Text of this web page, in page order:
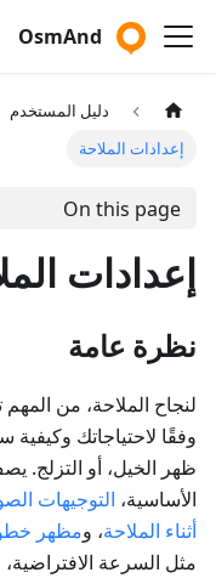
OsmAnd
دليل المستخدم
إعدادات الملاحة
On this page
إعدادات
نظرة عامة
لنجاح الملاحة، من
وفقًا لاحتياجاتك
ظهر الخيل، أو التزلج.
الأساسية، التوجيهات
أثناء الملاحة، ومظهر
مثل السرعة